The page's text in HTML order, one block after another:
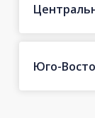
Юго-